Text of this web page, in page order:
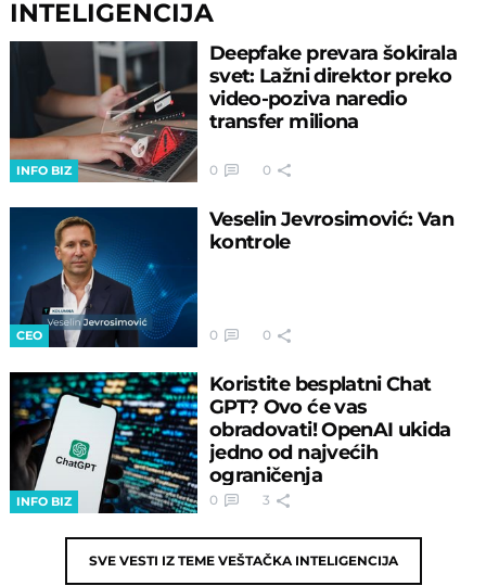
INTELIGENCIJA
INFO BIZ
Deepfake prevara šokirala
svet: Lažni direktor preko
video-poziva naredio
transfer miliona
0 0
CEO
Veselin Jevrosimović: Van
kontrole
0 0
INFO BIZ
Koristite besplatni Chat
GPT? Ovo će vas
obradovati! OpenAI ukida
jedno od najvećih
ograničenja
0 3
SVE VESTI IZ TEME VEŠTAČKA INTELIGENCIJA